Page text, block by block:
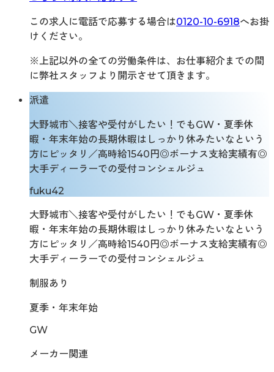
この求人に電話で応募する場合は0120-10-6918へお掛
けください。
※上記以外の全ての労働条件は、お仕事紹介までの間
に弊社スタッフより開示させて頂きます。
派遣
大野城市＼接客や受付がしたい！でもGW・夏季休
暇・年末年始の長期休暇はしっかり休みたいなという
方にピッタリ／高時給1540円◎ボーナス支給実績有◎
大手ディーラーでの受付コンシェルジュ
fuku42
大野城市＼接客や受付がしたい！でもGW・夏季休
暇・年末年始の長期休暇はしっかり休みたいなという
方にピッタリ／高時給1540円◎ボーナス支給実績有◎
大手ディーラーでの受付コンシェルジュ
制服あり
夏季・年末年始
GW
メーカー関連